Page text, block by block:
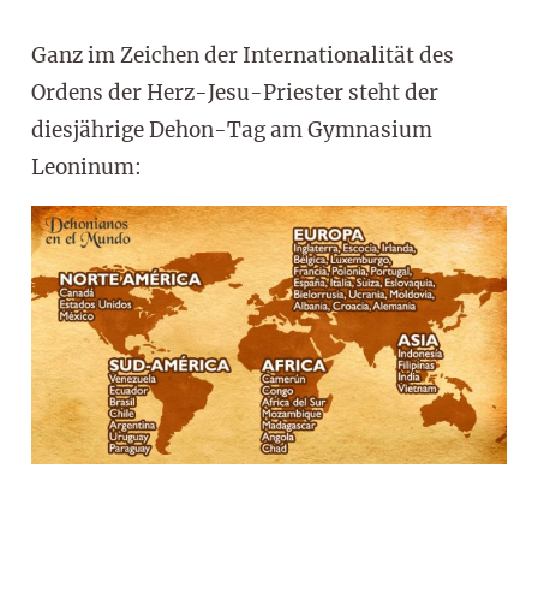
Ganz im Zeichen der Internationalität des
Ordens der Herz-Jesu-Priester steht der
diesjährige Dehon-Tag am Gymnasium
Leoninum: